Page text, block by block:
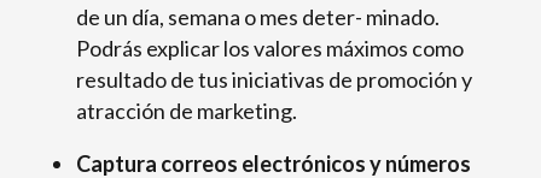
de un día, semana o mes deter- minado.
Podrás explicar los valores máximos como
resultado de tus iniciativas de promoción y
atracción de marketing.
Captura correos electrónicos y números